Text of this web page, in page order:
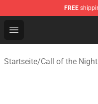
FREE
Open menu
Call of the Night
Startseite/Call of the